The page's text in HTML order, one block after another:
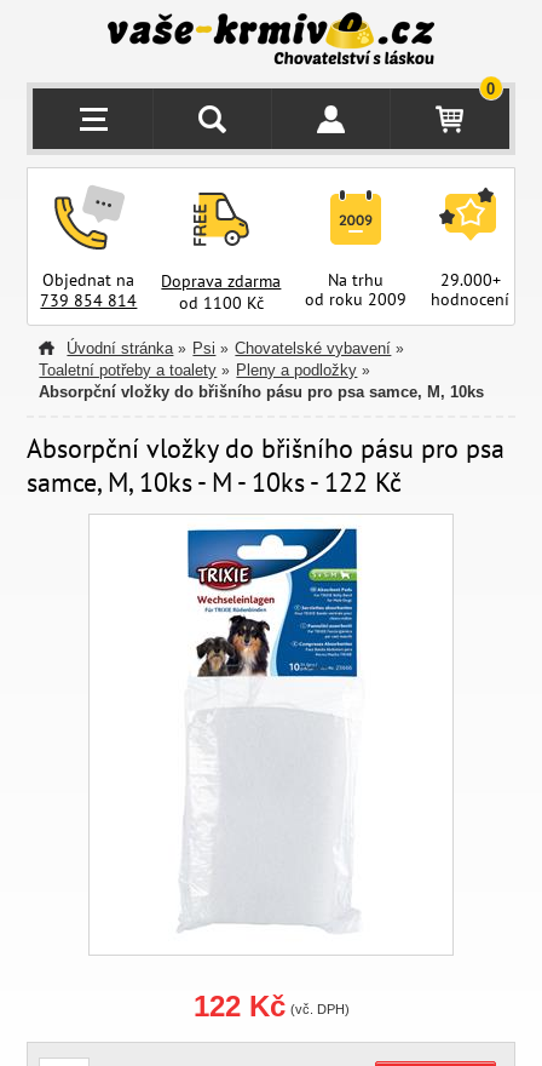
0
Objednat na
739 854 814
Doprava zdarma
od 1100 Kč
Na trhu
od roku 2009
29.000+
hodnocení
Úvodní stránka » Psi » Chovatelské vybavení »
Toaletní potřeby a toalety » Pleny a podložky »
Absorpční vložky do břišního pásu pro psa samce, M, 10ks
Absorpční vložky do břišního pásu pro psa
samce, M, 10ks - M - 10ks - 122 Kč
122 Kč (vč. DPH)